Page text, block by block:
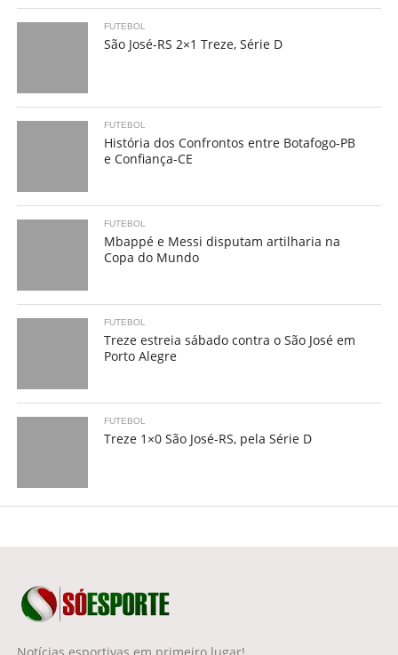
FUTEBOL
São José-RS 2×1 Treze, Série D
FUTEBOL
História dos Confrontos entre Botafogo-PB
e Confiança-CE
FUTEBOL
Mbappé e Messi disputam artilharia na
Copa do Mundo
FUTEBOL
Treze estreia sábado contra o São José em
Porto Alegre
FUTEBOL
Treze 1×0 São José-RS, pela Série D